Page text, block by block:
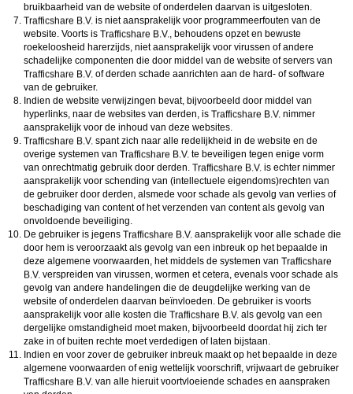
bruikbaarheid van de website of onderdelen daarvan is uitgesloten.
is niet aansprakelijk voor programmeerfouten van de
website. Voorts is
, behoudens opzet en bewuste
roekeloosheid harerzijds, niet aansprakelijk voor virussen of andere
schadelijke componenten die door middel van de website of servers van
of derden schade aanrichten aan de hard- of software
van de gebruiker.
Indien de website verwijzingen bevat, bijvoorbeeld door middel van
hyperlinks, naar de websites van derden, is
nimmer
aansprakelijk voor de inhoud van deze websites.
spant zich naar alle redelijkheid in de website en de
overige systemen van
te beveiligen tegen enige vorm
van onrechtmatig gebruik door derden.
is echter nimmer
aansprakelijk voor schending van (intellectuele eigendoms)rechten van
de gebruiker door derden, alsmede voor schade als gevolg van verlies of
beschadiging van content of het verzenden van content als gevolg van
onvoldoende beveiliging.
De gebruiker is jegens
aansprakelijk voor alle schade die
door hem is veroorzaakt als gevolg van een inbreuk op het bepaalde in
deze algemene voorwaarden, het middels de systemen van
verspreiden van virussen, wormen et cetera, evenals voor schade als
gevolg van andere handelingen die de deugdelijke werking van de
website of onderdelen daarvan beïnvloeden. De gebruiker is voorts
aansprakelijk voor alle kosten die
als gevolg van een
dergelijke omstandigheid moet maken, bijvoorbeeld doordat hij zich ter
zake in of buiten rechte moet verdedigen of laten bijstaan.
Indien en voor zover de gebruiker inbreuk maakt op het bepaalde in deze
algemene voorwaarden of enig wettelijk voorschrift, vrijwaart de gebruiker
van alle hieruit voortvloeiende schades en aanspraken